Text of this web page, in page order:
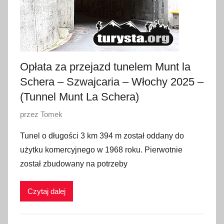
0
2
5
Opłata za przejazd tunelem Munt la
Schera – Szwajcaria – Włochy 2025 –
(Tunnel Munt La Schera)
O
u
b
l
i
przez Tomek
Tunel o długości 3 km 394 m został oddany do
użytku komercyjnego w 1968 roku. Pierwotnie
został zbudowany na potrzeby
Czytaj dalej